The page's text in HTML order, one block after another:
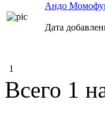
Андо
Дата
1
Всего 1